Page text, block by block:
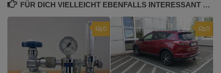
FÜR DICH VIELLEICHT EBENFALLS INTERESSANT …
0 0